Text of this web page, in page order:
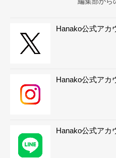
Hanako公式アカ
Hanako公式アカ
Hanako公式アカ